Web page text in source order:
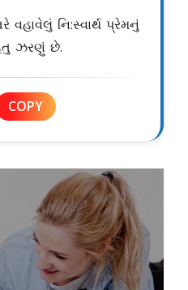
વહાવેલું નિ:સ્વાર્થ પ્રેમનું
ઝરણું છે.
COPY